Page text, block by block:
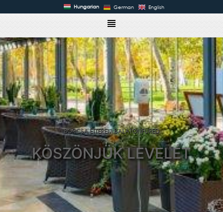
Hungarian German English
BORCSA ÉTTEREM BALATONFÜRED
KÖSZÖNJÜK LEVELÉT